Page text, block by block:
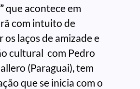
que acontece em
com intuito de
laços de amizade e
cultural com Pedro
(Paraguai), tem
que se inicia com o